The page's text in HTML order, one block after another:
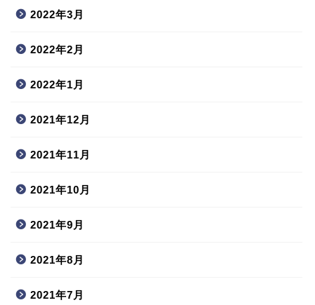
2022年3月
2022年2月
2022年1月
2021年12月
2021年11月
2021年10月
2021年9月
2021年8月
2021年7月